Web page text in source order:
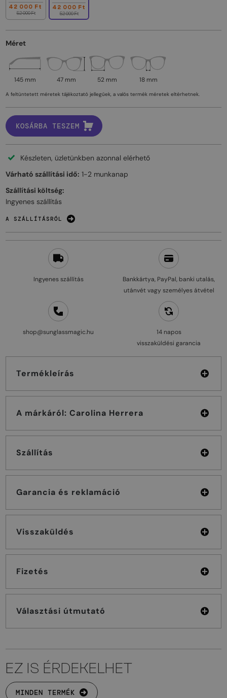
Ingyenes szállítás
Bankkártya, PayPal, banki utalás,
utánvét vagy személyes átvétel
shop@sunglassmagic.hu
14 napos
visszaküldési garancia
Termékleírás
A márkáról: Carolina Herrera
Szállítás
Garancia és reklamáció
Visszaküldés
Fizetés
Választási útmutató
42 000 Ft
52 000 Ft
42 000 Ft
52 000 Ft
Méret
145 mm 47 mm 52 mm 18 mm
A feltüntetett méretek tájékoztató jellegűek, a valós termék méretek eltérhetnek.
KOSÁRBA TESZEM
Készleten, üzletünkben azonnal elérhető
Várható szállítási idő: 1-2 munkanap
Szállítási költség:
Ingyenes szállítás
A SZÁLLÍTÁSRÓL
EZ IS ÉRDEKELHET
MINDEN TERMÉK